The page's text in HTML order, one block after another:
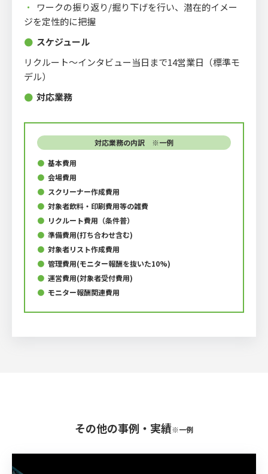
・
ワークの振り返り/掘り下げを⾏い、潜在的イメー
ジを定性的に把握
● スケジュール
リクルート〜インタビュー当⽇まで14営業⽇（標準モ
デル）
● 対応業務
対応業務の内訳 ※一例
● 基本費用
● 会場費⽤
● スクリーナー作成費用
● 対象者飲料・印刷費⽤等の雑費
● リクルート費⽤（条件普）
● 準備費⽤(打ち合わせ含む)
● 対象者リスト作成費用
● 管理費⽤(モニター報酬を抜いた10%)
● 運営費⽤(対象者受付費⽤)
● モニター報酬関連費⽤
その他の事例・実績※⼀例